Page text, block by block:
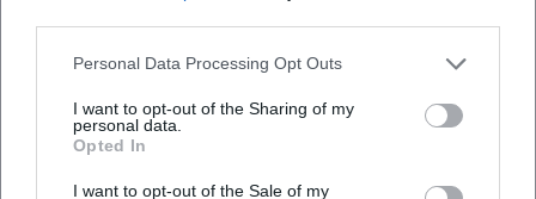
Personal Data Processing Opt Outs
I want to opt-out of the Sharing of my
personal data.
Opted In
I want to opt-out of the Sale of my
Wie ist die Barrierefreiheit der Location?
Findet das Event bei jedem Wetter statt?